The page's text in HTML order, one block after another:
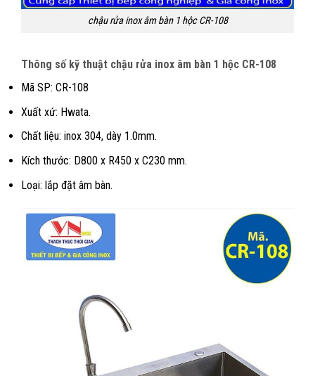
chậu rửa inox âm bàn 1 hộc CR-108
Thông số kỹ thuật chậu rửa inox âm bàn 1 hộc CR-108
Mã SP: CR-108
Xuất xứ: Hwata.
Chất liệu: inox 304, dày 1.0mm.
Kích thước: D800 x R450 x C230 mm.
Loại: lắp đặt âm bàn.